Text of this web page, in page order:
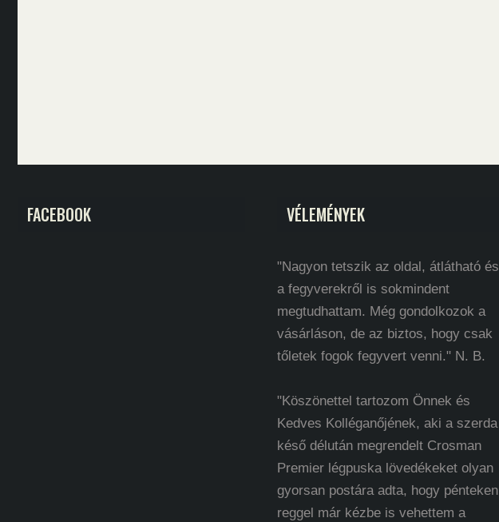
FACEBOOK VÉLEMÉNYEK
"Nagyon tetszik az oldal, átlátható és
a fegyverekről is sokmindent
megtudhattam. Még gondolkozok a
vásárláson, de az biztos, hogy csak
tőletek fogok fegyvert venni." N. B.
"Köszönettel tartozom Önnek és
Kedves Kolléganőjének, aki a szerda
késő délután megrendelt Crosman
Premier légpuska lövedékeket olyan
gyorsan postára adta, hogy pénteken
reggel már kézbe is vehettem a